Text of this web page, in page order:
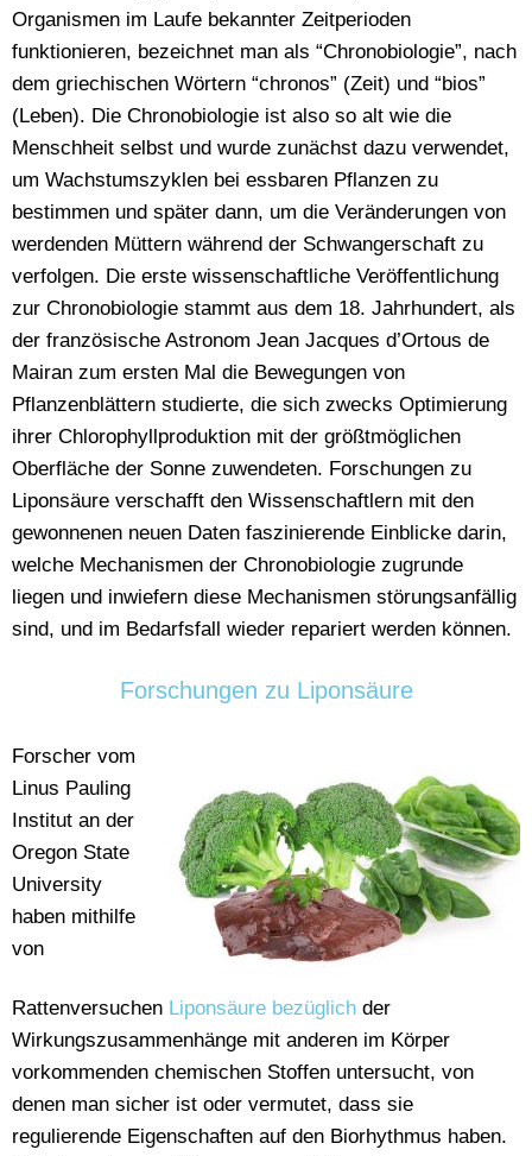
Organismen im Laufe bekannter Zeitperioden
funktionieren, bezeichnet man als “Chronobiologie”, nach
dem griechischen Wörtern “chronos” (Zeit) und “bios”
(Leben). Die Chronobiologie ist also so alt wie die
Menschheit selbst und wurde zunächst dazu verwendet,
um Wachstumszyklen bei essbaren Pflanzen zu
bestimmen und später dann, um die Veränderungen von
werdenden Müttern während der Schwangerschaft zu
verfolgen. Die erste wissenschaftliche Veröffentlichung
zur Chronobiologie stammt aus dem 18. Jahrhundert, als
der französische Astronom Jean Jacques d’Ortous de
Mairan zum ersten Mal die Bewegungen von
Pflanzenblättern studierte, die sich zwecks Optimierung
ihrer Chlorophyllproduktion mit der größtmöglichen
Oberfläche der Sonne zuwendeten. Forschungen zu
Liponsäure verschafft den Wissenschaftlern mit den
gewonnenen neuen Daten faszinierende Einblicke darin,
welche Mechanismen der Chronobiologie zugrunde
liegen und inwiefern diese Mechanismen störungsanfällig
sind, und im Bedarfsfall wieder repariert werden können.
Forschungen zu Liponsäure
Forscher vom
Linus Pauling
Institut an der
Oregon State
University
haben mithilfe
von
Rattenversuchen Liponsäure bezüglich der
Wirkungszusammenhänge mit anderen im Körper
vorkommenden chemischen Stoffen untersucht, von
denen man sicher ist oder vermutet, dass sie
regulierende Eigenschaften auf den Biorhythmus haben.